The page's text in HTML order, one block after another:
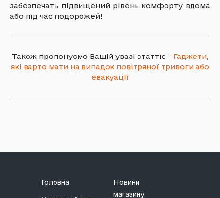
забезпечать підвищений рівень комфорту вдома
або під час подорожей!
Також пропонуємо Вашій увазі статтю - Гаджети,
які варто мати на випадок повітряної тривоги або
евакуації
Головна
Новини
магазину